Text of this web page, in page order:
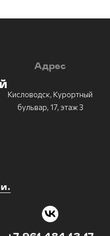
Адрес
Кисловодск, Курортный
бульвар, 17, этаж 3